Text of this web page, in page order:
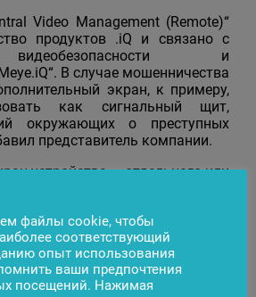
Video Management (Remote)“
продуктов .iQ и связано с
и
В случае мошенничества
экран, к примеру,
как сигнальный щит,
окружающих о преступных
представитель компании.
устройства – отдельного или
так и из Интернета. При этом
статистика о
видеосюжетах – количество и
системой „.iQ Central
файлы cookie, чтобы
соответствующий
опыт использования
ваши предпочтения
посещений. Нажимая